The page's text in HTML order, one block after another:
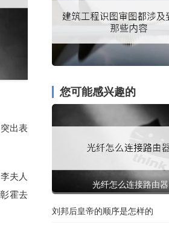
出表
夫人
霍去
您可能感兴趣的
光纤怎么连接路由器
刘邦后皇帝的顺序是怎样的